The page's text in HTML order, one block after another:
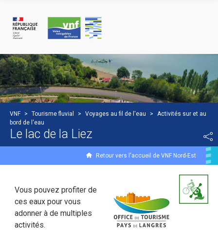
VNF > Tourisme fluvial > Voyages au fil de l'eau >
Activités sur et au
bord de l'eau
Le lac de la Liez
Retour vers l'accueil de VNF Nord-Est
Vous pouvez profiter de
ces eaux pour vous
adonner à de multiples
activités.